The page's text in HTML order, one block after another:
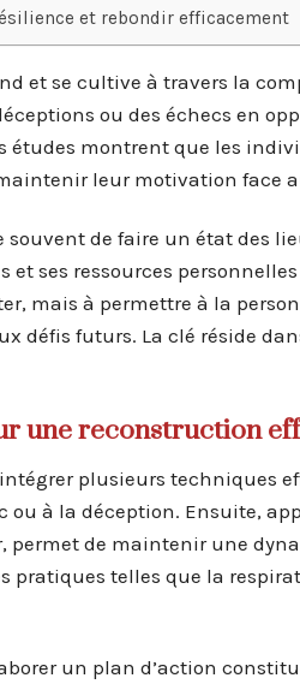
et rebondir efficacement
et se cultive à travers la
ou des échecs en
études montrent que les
leur motivation face
de faire un état des
et ses ressources
mais à permettre à la
défis futurs. La clé réside
une reconstruction
plusieurs techniques
ou à la déception. Ensuite,
permet de maintenir une
pratiques telles que la
un plan d’action